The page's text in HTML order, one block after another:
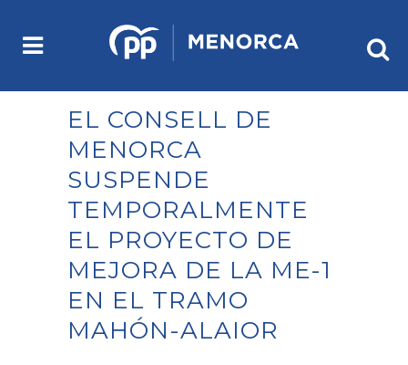
EL CONSELL DE
MENORCA
SUSPENDE
TEMPORALMENTE
EL PROYECTO DE
MEJORA DE LA ME-1
EN EL TRAMO
MAHÓN-ALAIOR